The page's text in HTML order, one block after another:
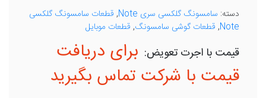
دسته: سامسونگ گلکسی سری Note , قطعات سامسونگ گلکسی
Note
, قطعات گوشی سامسونگ, قطعات موبایل
برای دریافت
قیمت با شرکت تماس بگیرید